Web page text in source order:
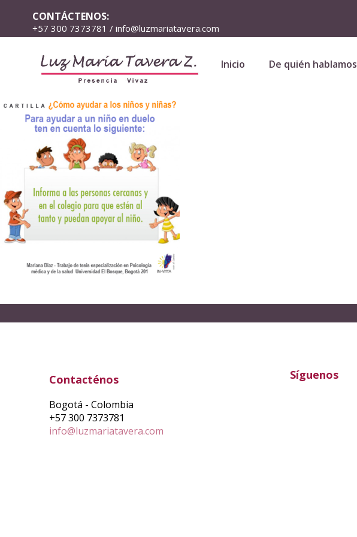
CONTÁCTENOS:
+57 300 7373781 / info@luzmariatavera.com
Inicio De quién hablamos
Contacténos
Bogotá - Colombia
+57 300 7373781
info@luzmariatavera.com
Síguenos